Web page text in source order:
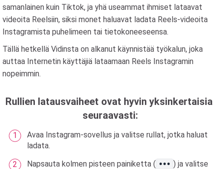
samanlainen kuin Tiktok, ja yhä useammat ihmiset lataavat
videoita Reelsiin, siksi monet haluavat ladata Reels-videoita
Instagramista puhelimeen tai tietokoneeseensa.
Tällä hetkellä Vidinsta on alkanut käynnistää työkalun, joka
auttaa Internetin käyttäjiä lataamaan Reels Instagramin
nopeimmin.
Rullien latausvaiheet ovat hyvin yksinkertaisia ​​
seuraavasti:
Avaa Instagram-sovellus ja valitse rullat, jotka haluat
ladata.
Napsauta kolmen pisteen painiketta ( ••• ) ja valitse